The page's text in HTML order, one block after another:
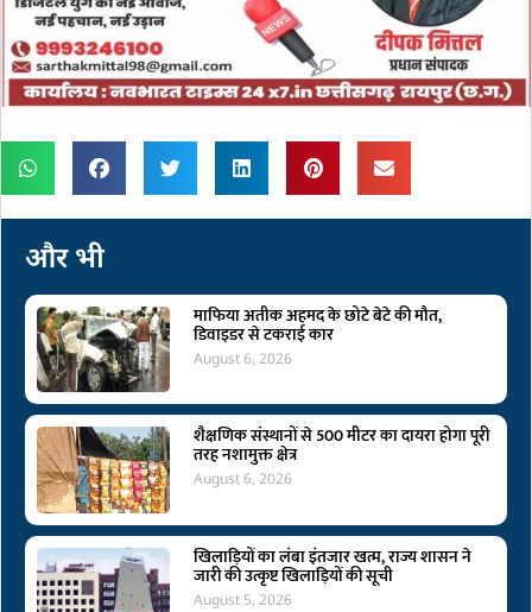
और भी
माफिया अतीक अहमद के छोटे बेटे की मौत,
डिवाइडर से टकराई कार
August 6, 2026
शैक्षणिक संस्थानों से 500 मीटर का दायरा होगा पूरी
तरह नशामुक्त क्षेत्र
August 6, 2026
खिलाड़ियों का लंबा इंतजार खत्म, राज्य शासन ने
जारी की उत्कृष्ट खिलाड़ियों की सूची
August 5, 2026